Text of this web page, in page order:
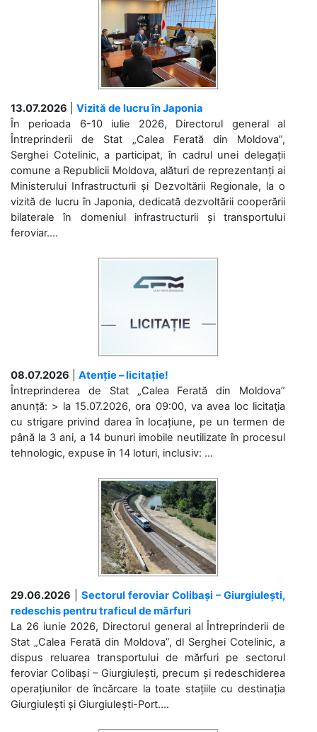
13.07.2026
Vizită de lucru în Japonia
În perioada 6-10 iulie 2026, Directorul general al
Întreprinderii de Stat „Calea Ferată din Moldova”,
Serghei Cotelinic, a participat, în cadrul unei delegații
comune a Republicii Moldova, alături de reprezentanți ai
Ministerului Infrastructurii și Dezvoltării Regionale, la o
vizită de lucru în Japonia, dedicată dezvoltării cooperării
bilaterale în domeniul infrastructurii și transportului
feroviar....
08.07.2026
Atenție – licitație!
Întreprinderea de Stat „Calea Ferată din Moldova”
anunță: > la 15.07.2026, ora 09:00, va avea loc licitaţia
cu strigare privind darea în locațiune, pe un termen de
până la 3 ani, a 14 bunuri imobile neutilizate în procesul
tehnologic, expuse în 14 loturi, inclusiv: ...
29.06.2026
Sectorul feroviar Colibași – Giurgiulești,
redeschis pentru traficul de mărfuri
La 26 iunie 2026, Directorul general al Întreprinderii de
Stat „Calea Ferată din Moldova”, dl Serghei Cotelinic, a
dispus reluarea transportului de mărfuri pe sectorul
feroviar Colibași – Giurgiulești, precum și redeschiderea
operațiunilor de încărcare la toate stațiile cu destinația
Giurgiulești și Giurgiulești-Port....